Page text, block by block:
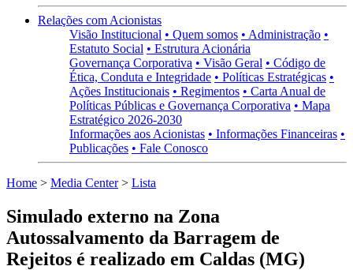
Relações com Acionistas
Visão Institucional • Quem somos • Administração •
Estatuto Social • Estrutura Acionária
Governança Corporativa • Visão Geral • Código de
Ética, Conduta e Integridade • Políticas Estratégicas •
Ações Institucionais • Regimentos • Carta Anual de
Políticas Públicas e Governança Corporativa • Mapa
Estratégico 2026-2030
Informações aos Acionistas • Informações Financeiras •
Publicações • Fale Conosco
Home > Media Center> Lista
Simulado externo na Zona
Autossalvamento da Barragem de
Rejeitos é realizado em Caldas (MG)